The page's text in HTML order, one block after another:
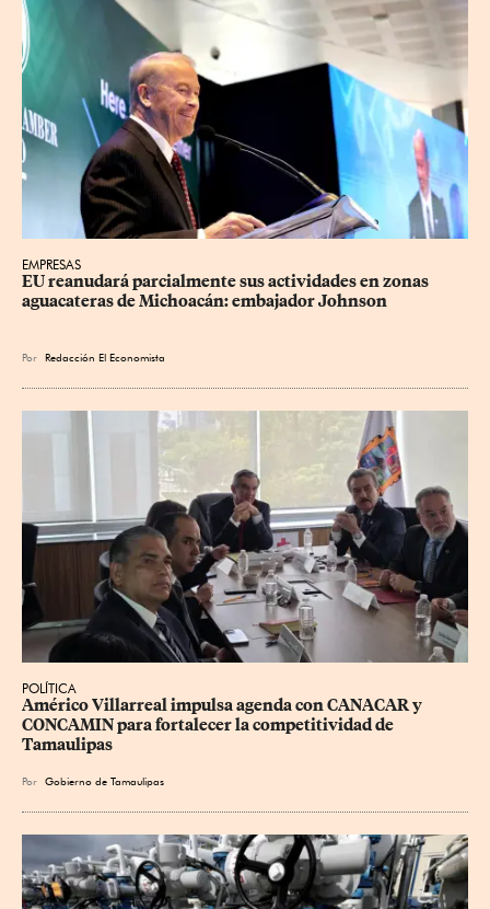
EMPRESAS
EU reanudará parcialmente sus actividades en zonas
aguacateras de Michoacán: embajador Johnson
Por Redacción El Economista
POLÍTICA
Américo Villarreal impulsa agenda con CANACAR y
CONCAMIN para fortalecer la competitividad de
Tamaulipas
Por Gobierno de Tamaulipas